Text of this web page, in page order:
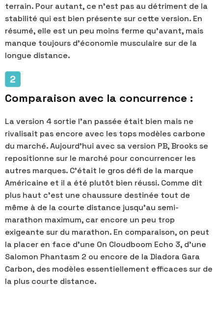
terrain. Pour autant, ce n'est pas au détriment de la
stabilité qui est bien présente sur cette version. En
résumé, elle est un peu moins ferme qu'avant, mais
manque toujours d'économie musculaire sur de la
longue distance.
Comparaison avec la concurrence :
La version 4 sortie l'an passée était bien mais ne
rivalisait pas encore avec les tops modèles carbone
du marché. Aujourd'hui avec sa version PB, Brooks se
repositionne sur le marché pour concurrencer les
autres marques. C'était le gros défi de la marque
Américaine et il a été plutôt bien réussi. Comme dit
plus haut c'est une chaussure destinée tout de
même à de la courte distance jusqu'au semi-
marathon maximum, car encore un peu trop
exigeante sur du marathon. En comparaison, on peut
la placer en face d'une On Cloudboom Echo 3, d'une
Salomon Phantasm 2 ou encore de la Diadora Gara
Carbon, des modèles essentiellement efficaces sur de
la plus courte distance.